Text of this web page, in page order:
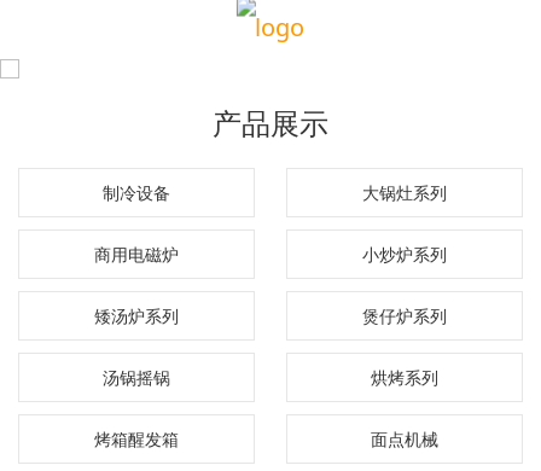
产品展示
制冷设备 大锅灶系列
商用电磁炉 小炒炉系列
矮汤炉系列 煲仔炉系列
汤锅摇锅 烘烤系列
烤箱醒发箱 面点机械